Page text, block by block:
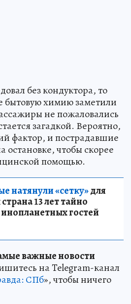
без кондуктора, то
бытовую химию заметили
не пожаловались
загадкой. Вероятно,
фактор, и пострадавшие
остановке, чтобы скорее
помощью.
натянули «сетку»для
13 лет тайно
инопланетных гостей
важные новости
на Telegram-канал
СПб», чтобы ничего